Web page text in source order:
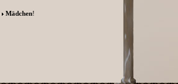
Mädchen!